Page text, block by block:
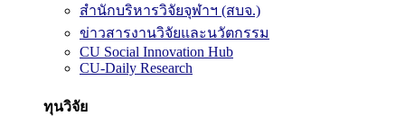
สำนักบริหารวิจัยจุฬาฯ (สบจ.)
ข่าวสารงานวิจัยและนวัตกรรม
CU Social Innovation Hub
CU-Daily Research
ทุนวิจัย